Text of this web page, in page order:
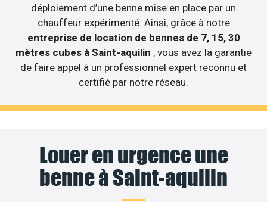
déploiement d’une benne mise en place par un
chauffeur expérimenté. Ainsi, grâce à notre
entreprise de location de bennes de 7, 15, 30
mètres cubes à Saint-aquilin , vous avez la garantie
de faire appel à un professionnel expert reconnu et
certifié par notre réseau.
Louer en urgence une
benne à Saint-aquilin